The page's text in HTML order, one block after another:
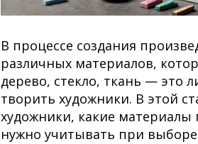
В процессе создания
различных материалов,
дерево, стекло, ткань — это
творить художники. В этой
художники, какие материалы
нужно учитывать при